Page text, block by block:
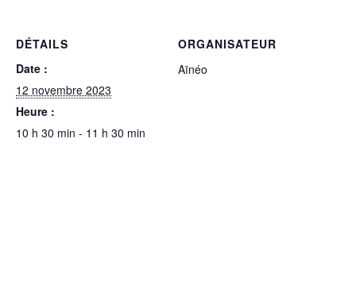
DÉTAILS
Date :
12 novembre 2023
Heure :
10 h 30 min - 11 h 30 min
ORGANISATEUR
Aïnéo